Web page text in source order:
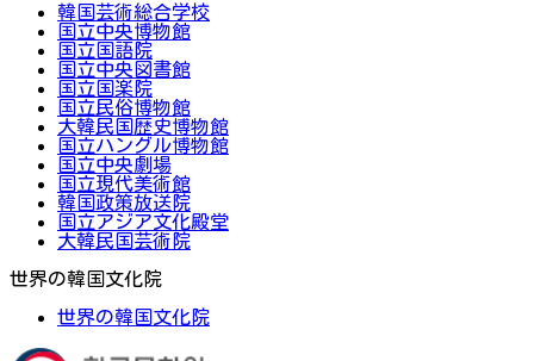
韓国芸術総合学校
国立中央博物館
国立国語院
国立中央図書館
国立国楽院
国立民俗博物館
大韓民国歴史博物館
国立ハングル博物館
国立中央劇場
国立現代美術館
韓国政策放送院
国立アジア文化殿堂
大韓民国芸術院
世界の韓国文化院
世界の韓国文化院